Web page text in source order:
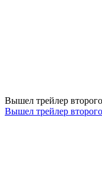
Вышел трейлер
Вышел трейлер